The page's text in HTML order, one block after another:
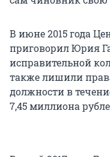
В июне 2015 года
приговорил Юрия
исправительной
также лишили
должности в
7,45 миллиона